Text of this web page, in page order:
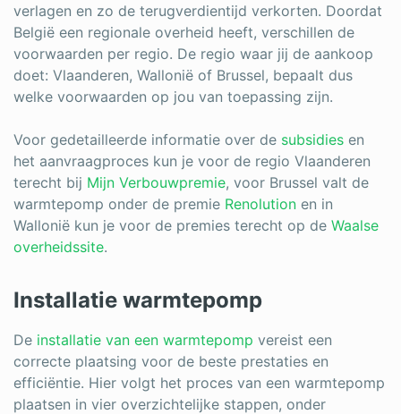
verlagen en zo de terugverdientijd verkorten. Doordat
België een regionale overheid heeft, verschillen de
voorwaarden per regio. De regio waar jij de aankoop
doet: Vlaanderen, Wallonië of Brussel, bepaalt dus
welke voorwaarden op jou van toepassing zijn.
Voor gedetailleerde informatie over de subsidies en
het aanvraagproces kun je voor de regio Vlaanderen
terecht bij Mijn Verbouwpremie, voor Brussel valt de
warmtepomp onder de premie Renolution en in
Wallonië kun je voor de premies terecht op de Waalse
overheidssite.
Installatie warmtepomp
De installatie van een warmtepomp vereist een
correcte plaatsing voor de beste prestaties en
efficiëntie. Hier volgt het proces van een warmtepomp
plaatsen in vier overzichtelijke stappen, onder